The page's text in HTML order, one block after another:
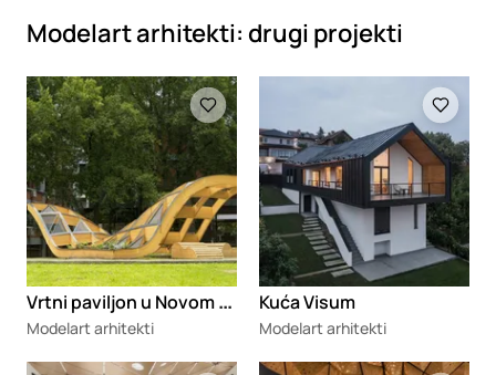
Modelart arhitekti: drugi projekti
Loading
V
rtni paviljon u Novom Sadu
Modelart arhitekti
Kuća Visum
Modelart arhitekti